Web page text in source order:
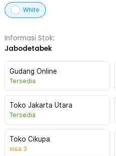
White
Informasi Stok:
Jabodetabek
Gudang Online
Tersedia
Toko Jakarta Utara
Tersedia
Toko Cikupa
sisa 3